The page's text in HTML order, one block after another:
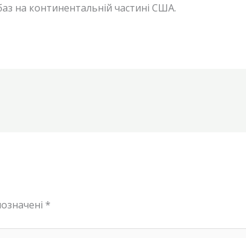
на континентальній частині США.
*